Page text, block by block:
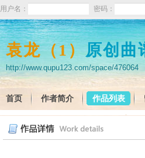
用户名： 密码：
袁龙（1）原创曲
http://www.qupu123.com/space/476064
首页 作者简介 作品列表